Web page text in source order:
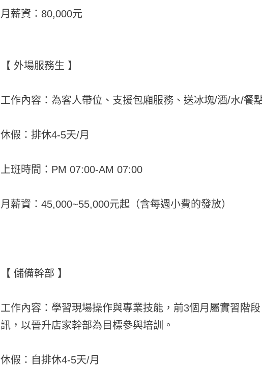
月薪資：80,000元
【 外場服務生 】
工作內容：為客人帶位、支援包廂服務、送冰塊/酒/水/餐
休假：排休4-5天/月
上班時間：PM 07:00-AM 07:00
月薪資：45,000~55,000元起（含每週小費的發放）
【 儲備幹部 】
工作內容：學習現場操作與專業技能，前3個月屬實習階
訊，以晉升店家幹部為目標參與培訓。
休假：自排休4-5天/月